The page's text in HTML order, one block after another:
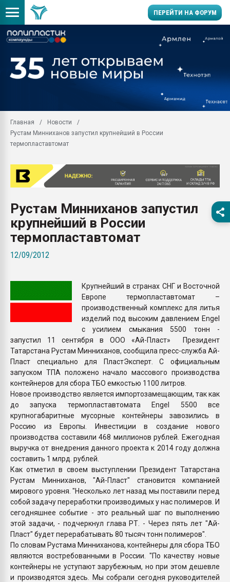
ПЕРЕЙТИ НА ФОРУМ
производство SPC
заводу пластмасс"
28.07.2026
первый план в
28.07.2026
ситуацией на
Главная
Новости
Рустам Минниханов запустил крупнейший в России
термопластавтомат
Рустам Минниханов запустил
крупнейший в России
термопластавтомат
12/09/2012
Крупнейший в странах СНГ и Восточной
Европе термопластавтомат –
производственный комплекс для литья
изделий под высоким давлением Engel
с усилием смыкания 5500 тонн -
запустил 11 сентября в ООО «Ай-Пласт» Президент
Татарстана Рустам Минниханов, сообщила пресс-служба Ай-
Пласт специально для ПластЭксперт. С официальным
запуском ТПА положено начало массового производства
контейнеров для сбора ТБО емкостью 1100 литров.
Новое производство является импортозамещающим, так как
до запуска термопластавтомата Engel 5500 все
крупногабаритные мусорные контейнеры завозились в
Россию из Европы. Инвестиции в создание нового
производства составили 468 миллионов рублей. Ежегодная
выручка от внедрения данного проекта к 2014 году должна
составить 1 млрд. рублей.
Как отметил в своем выступлении Президент Татарстана
Рустам Минниханов, "Ай-Пласт" становится компанией
мирового уровня. "Несколько лет назад мы поставили перед
собой задачу переработки производимых у нас полимеров. И
сегодняшнее событие - это реальный шаг по выполнению
этой задачи, - подчеркнул глава РТ. - Через пять лет "Ай-
Пласт" будет перерабатывать 80 тысяч тонн полимеров".
По словам Рустама Минниханова, контейнеры для сбора ТБО
являются востребованными в России. "По качеству новые
контейнеры не уступают зарубежным, но при этом дешевле
и производятся здесь. Мы собрали сегодня руководителей